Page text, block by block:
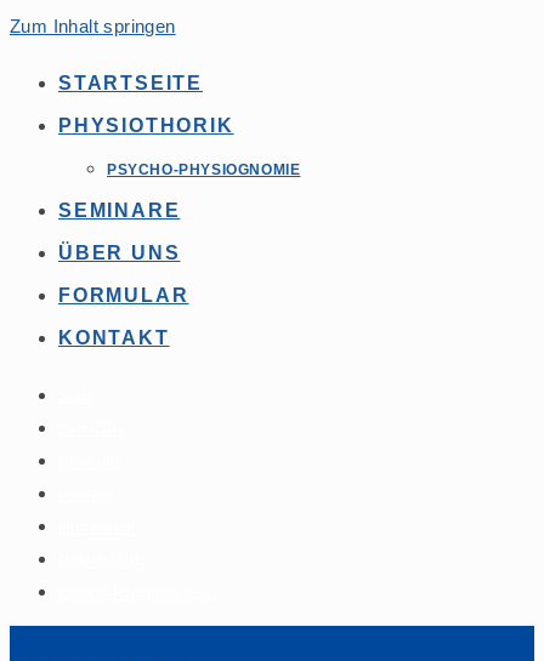
Zum Inhalt springen
STARTSEITE
PHYSIOTHORIK
PSYCHO-PHYSIOGNOMIE
SEMINARE
ÜBER UNS
FORMULAR
KONTAKT